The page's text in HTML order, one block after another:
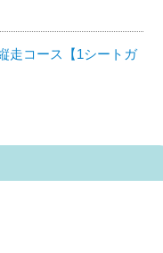
走コース【1シートガ